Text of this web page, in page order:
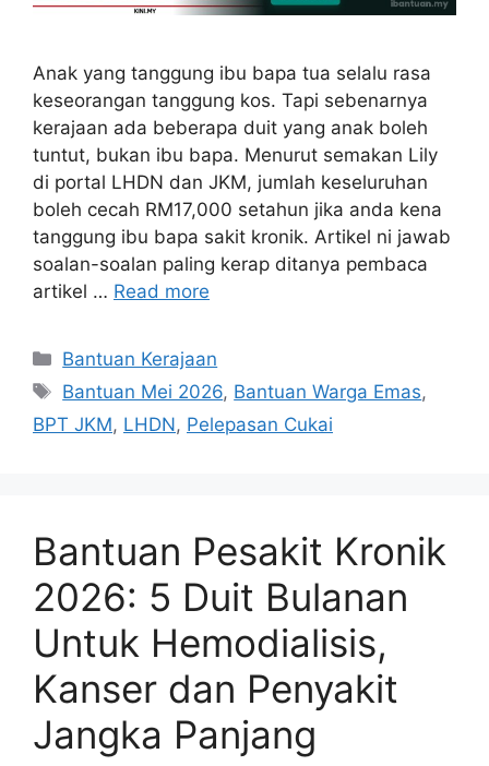
Anak yang tanggung ibu bapa tua selalu rasa
keseorangan tanggung kos. Tapi sebenarnya
kerajaan ada beberapa duit yang anak boleh
tuntut, bukan ibu bapa. Menurut semakan Lily
di portal LHDN dan JKM, jumlah keseluruhan
boleh cecah RM17,000 setahun jika anda kena
tanggung ibu bapa sakit kronik. Artikel ni jawab
soalan-soalan paling kerap ditanya pembaca
artikel … Read more
Categories
Bantuan Kerajaan
Tags
Bantuan Mei 2026, Bantuan Warga Emas,
BPT JKM, LHDN, Pelepasan Cukai
Bantuan Pesakit Kronik
2026: 5 Duit Bulanan
Untuk Hemodialisis,
Kanser dan Penyakit
Jangka Panjang